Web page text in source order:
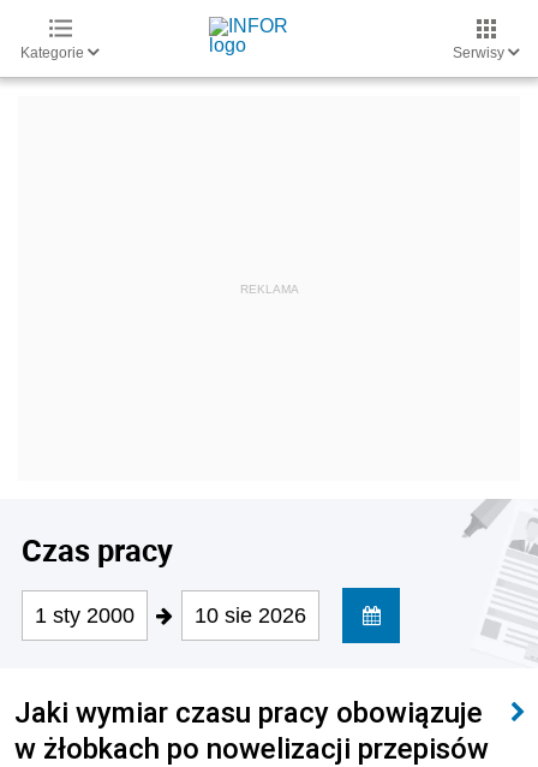
Kategorie Serwisy
Czas pracy
1 sty 2000 10 sie 2026
Jaki wymiar czasu pracy obowiązuje
w żłobkach po nowelizacji przepisów